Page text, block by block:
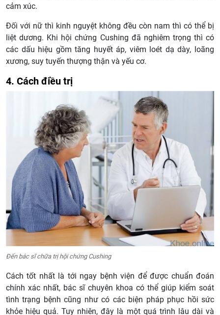
cảm xúc.
Đối với nữ thì kinh nguyệt không đều còn nam thì có thể bị
liệt dương. Khi hội chứng Cushing đã nghiêm trọng thì có
các dấu hiệu gồm tăng huyết áp, viêm loét dạ dày, loãng
xương, suy tuyến thượng thận và yếu cơ.
4. Cách điều trị
Đến bác sĩ chữa trị hội chứng Cushing
Cách tốt nhất là tới ngay bệnh viện để được chuẩn đoán
chính xác nhất, bác sĩ chuyên khoa có thể giúp kiểm soát
tình trạng bệnh cũng như có các biện pháp phục hồi sức
khỏe hiệu quả. Tuy nhiên, đây là một quá trình lâu dài và